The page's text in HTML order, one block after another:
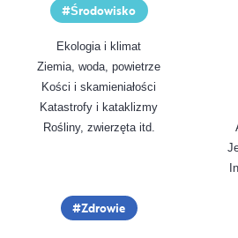
Środowisko
Ekologia i klimat
Ziemia, woda, powietrze
Kości i skamieniałości
Katastrofy i kataklizmy
Rośliny, zwierzęta itd.
Zdrowie